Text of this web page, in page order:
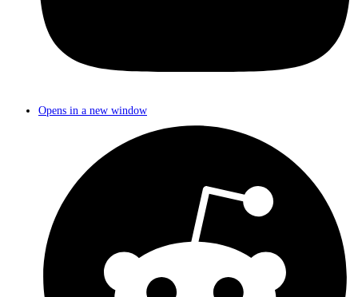
Opens in a new window